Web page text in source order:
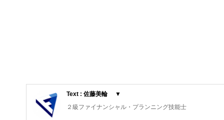
Text : 佐藤美輪 ▼
２級ファイナンシャル・プランニング技能士